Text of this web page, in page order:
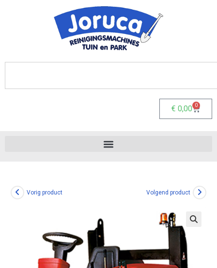
€ 0,00 0
Vorig product Volgend product